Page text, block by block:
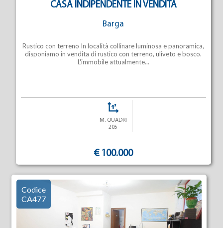
CASA INDIPENDENTE IN VENDITA
Barga
Rustico con terreno In località collinare luminosa e panoramica,
disponiamo in vendita di rustico con terreno, uliveto e bosco.
L'immobile attualmente...
M. QUADRI
205
€ 100.000
Codice
CA477